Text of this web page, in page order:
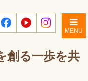
MENU
創る一歩を共